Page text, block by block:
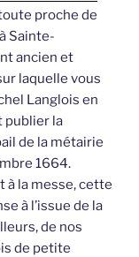
proche de
Sainte-
ancien et
laquelle vous
Langlois en
publier la
de la métairie
1664.
la messe, cette
à l’issue de la
de nos
de petite